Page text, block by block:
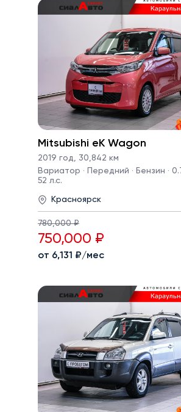
Mitsubishi eK Wagon
2019 год, 30,842 км
Вариатор · Передний · Бензин ·
52 л.с.
Красноярск
780,000 ₽
750,000 ₽
от 6,131 ₽/мес